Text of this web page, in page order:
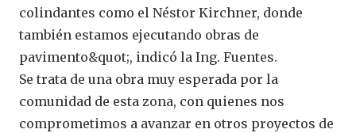
colindantes como el Néstor Kirchner, donde
también estamos ejecutando obras de
pavimento&quot;, indicó la Ing. Fuentes.
Se trata de una obra muy esperada por la
comunidad de esta zona, con quienes nos
comprometimos a avanzar en otros proyectos de